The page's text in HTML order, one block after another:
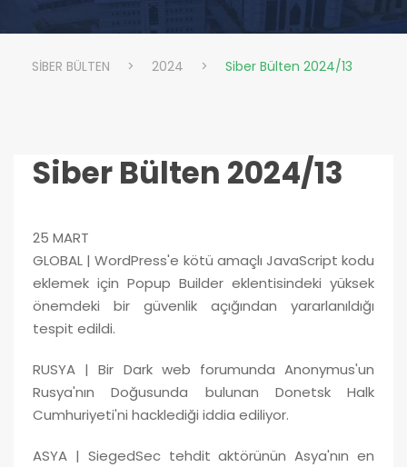
SİBER BÜLTEN > 2024 > Siber Bülten 2024/13
Siber Bülten 2024/13
25 MART
GLOBAL | WordPress'e kötü amaçlı JavaScript kodu
eklemek için Popup Builder eklentisindeki yüksek
önemdeki bir güvenlik açığından yararlanıldığı
tespit edildi.
RUSYA | Bir Dark web forumunda Anonymus'un
Rusya'nın Doğusunda bulunan Donetsk Halk
Cumhuriyeti'ni hacklediği iddia ediliyor.
ASYA | SiegedSec tehdit aktörünün Asya'nın en